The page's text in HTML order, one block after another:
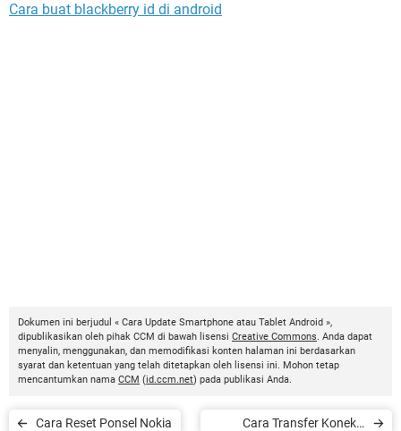
Cara buat blackberry id di android
Dokumen ini berjudul « Cara Update Smartphone atau Tablet Android »,
dipublikasikan oleh pihak CCM di bawah lisensi Creative Commons. Anda dapat
menyalin, menggunakan, dan memodifikasi konten halaman ini berdasarkan
syarat dan ketentuan yang telah ditetapkan oleh lisensi ini. Mohon tetap
mencantumkan nama CCM (id.ccm.net) pada publikasi Anda.
Cara Reset Ponsel Nokia
Cara Transfer Koneksi